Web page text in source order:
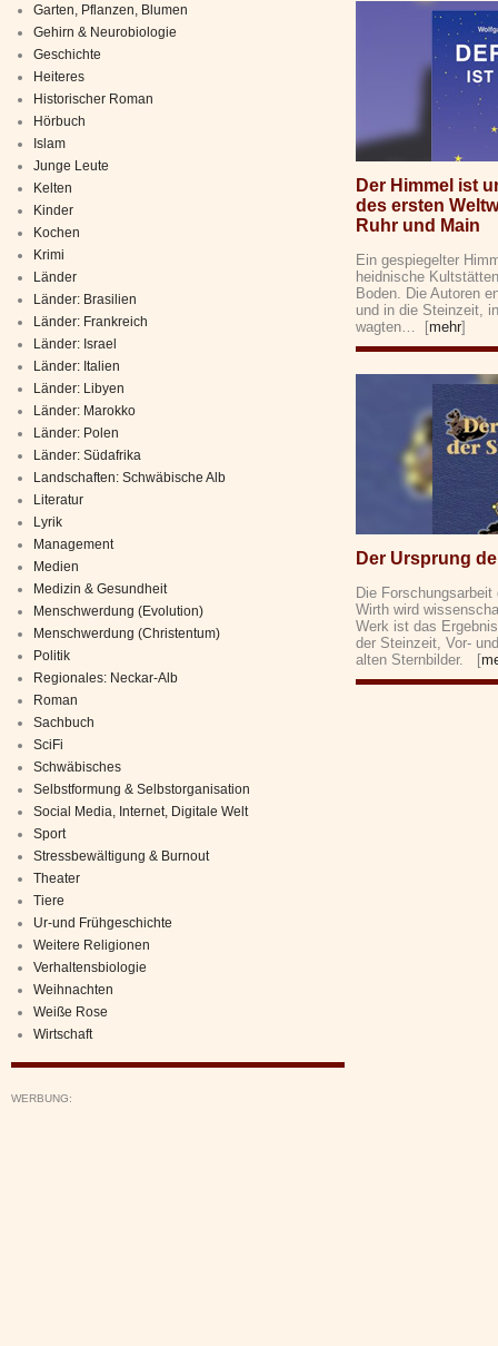
Garten, Pflanzen, Blumen
Gehirn & Neurobiologie
Geschichte
Heiteres
Historischer Roman
Hörbuch
Islam
Junge Leute
Kelten
Kinder
Kochen
Krimi
Länder
Länder: Brasilien
Länder: Frankreich
Länder: Israel
Länder: Italien
Länder: Libyen
Länder: Marokko
Länder: Polen
Länder: Südafrika
Landschaften: Schwäbische Alb
Literatur
Lyrik
Management
Medien
Medizin & Gesundheit
Menschwerdung (Evolution)
Menschwerdung (Christentum)
Politik
Regionales: Neckar-Alb
Roman
Sachbuch
SciFi
Schwäbisches
Selbstformung & Selbstorganisation
Social Media, Internet, Digitale Welt
Sport
Stressbewältigung & Burnout
Theater
Tiere
Ur-und Frühgeschichte
Weitere Religionen
Verhaltensbiologie
Weihnachten
Weiße Rose
Wirtschaft
WERBUNG:
Der Himmel ist
des ersten
Ruhr und Main
Ein gespiegelter
heidnische
Boden. Die Autoren
und in die Steinzeit,
wagten… [mehr]
Der Ursprung
Die
Wirth wird
Werk ist das
der Steinzeit, Vor-
alten Sternbilder. [